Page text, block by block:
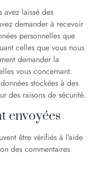
avez laissé des
demander à recevoir
personnelles que
celles que vous nous
demander la
vous concernant.
stockées à des
des raisons de sécurité.
envoyées
être vérifiés à l’aide
des commentaires